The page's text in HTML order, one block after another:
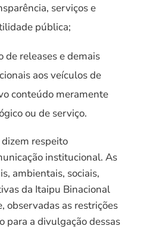
serviços e
pública;
de releases e demais
aos veículos de
conteúdo meramente
ou de serviço.
respeito
institucional. As
ambientais, sociais,
da Itaipu Binacional
observadas as restrições
para a divulgação dessas